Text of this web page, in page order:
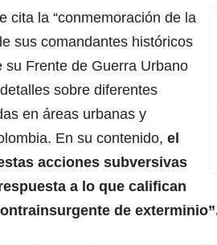
cita la “conmemoración de la
sus comandantes históricos
su Frente de Guerra Urbano
sobre diferentes
en áreas urbanas y
En su contenido, el
acciones subversivas
a lo que califican
de